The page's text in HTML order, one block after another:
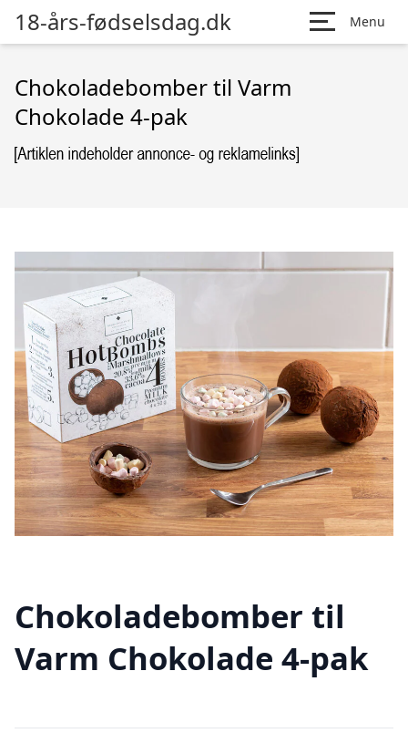
18-års-fødselsdag.dk Menu
Chokoladebomber til Varm
Chokolade 4-pak
Chokoladebomber til
Varm Chokolade 4-pak